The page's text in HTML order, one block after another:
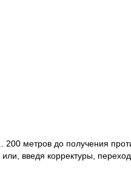
метров до получения
введя корректуры,